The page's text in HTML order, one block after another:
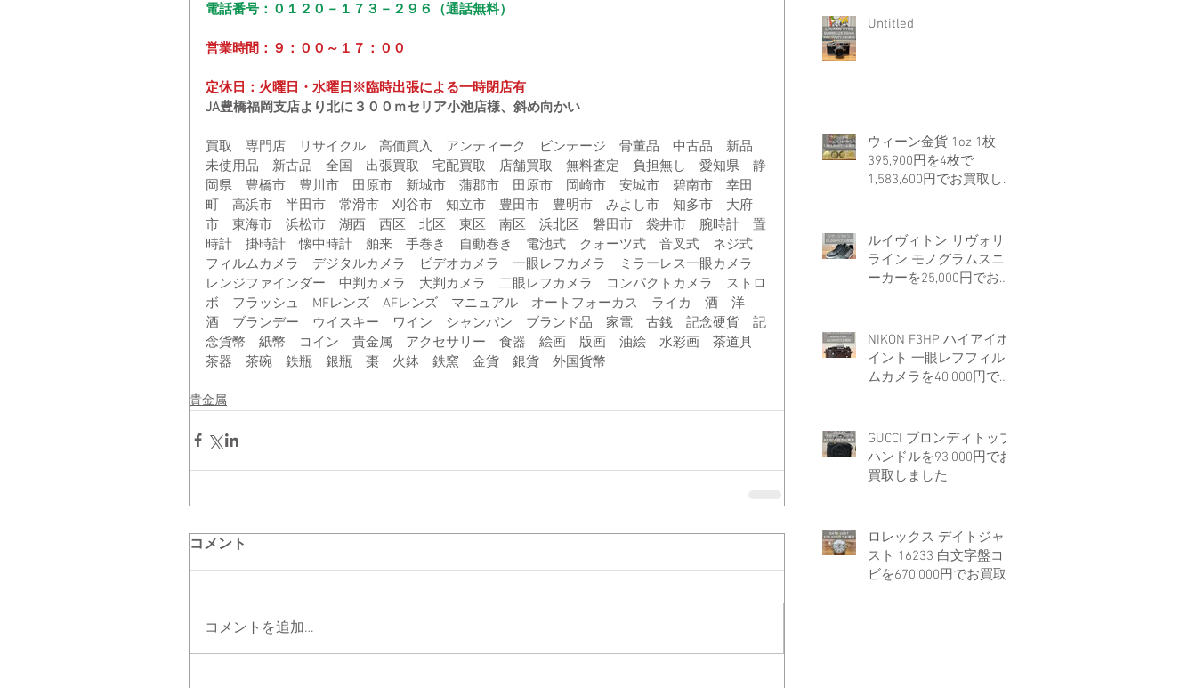
電話番号：０１２０－１７３－２９６（通話無料）
営業時間：９：００～１７：００
定休日：火曜日・水曜日※臨時出張による一時閉店有
JA豊橋福岡支店より北に３００ｍセリア小池店様、斜め向かい
買取　専門店　リサイクル　高価買入　アンティーク　ビンテージ　骨董品　中古品　新品
未使用品　新古品　全国　出張買取　宅配買取　店舗買取　無料査定　負担無し　愛知県　静
岡県　豊橋市　豊川市　田原市　新城市　蒲郡市　田原市　岡崎市　安城市　碧南市　幸田
町　高浜市　半田市　常滑市　刈谷市　知立市　豊田市　豊明市　みよし市　知多市　大府
市　東海市　浜松市　湖西　西区　北区　東区　南区　浜北区　磐田市　袋井市　腕時計　置
時計　掛時計　懐中時計　舶来　手巻き　自動巻き　電池式　クォーツ式　音叉式　ネジ式
フィルムカメラ　デジタルカメラ　ビデオカメラ　一眼レフカメラ　ミラーレス一眼カメラ
レンジファインダー　中判カメラ　大判カメラ　二眼レフカメラ　コンパクトカメラ　ストロ
ボ　フラッシュ　MFレンズ　AFレンズ　マニュアル　オートフォーカス　ライカ　酒　洋
酒　ブランデー　ウイスキー　ワイン　シャンパン　ブランド品　家電　古銭　記念硬貨　記
念貨幣　紙幣　コイン　貴金属　アクセサリー　食器　絵画　版画　油絵　水彩画　茶道具
茶器　茶碗　鉄瓶　銀瓶　棗　火鉢　鉄窯　金貨　銀貨　外国貨幣
貴金属
コメント
コメントを追加…
Untitled
ウィーン金貨 1oz 1枚
395,900円を4枚で
1,583,600円でお買取しま
ルイヴィトン リヴォリ
ライン モノグラムスニ
ーカーを25,000円でお買
NIKON F3HP ハイアイポ
イント 一眼レフフィル
ムカメラを40,000円でお
GUCCI ブロンディトップ
ハンドルを93,000円でお
買取しました
ロレックス デイトジャ
スト 16233 白文字盤コン
ビを670,000円でお買取